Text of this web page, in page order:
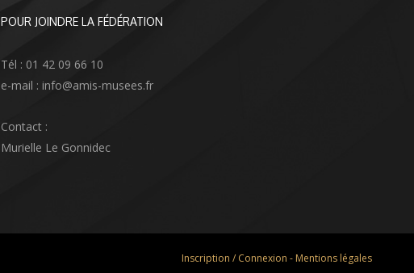
POUR JOINDRE LA FÉDÉRATION
Tél : 01 42 09 66 10
e-mail : info@amis-musees.fr
Contact :
Murielle Le Gonnidec
Inscription / Connexion - Mentions légales